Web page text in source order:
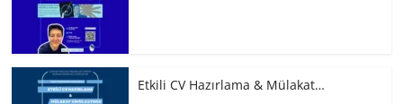
Etkili CV Hazırlama & Mülakat…